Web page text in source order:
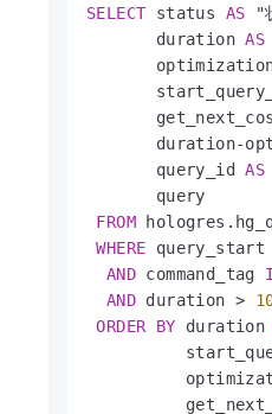
SELECT status AS "
       duration
AS
       duration
-
       query_id
AS
       query
FROM
WHERE query_start
AND command_tag
AND duration >
ORDER BY duration